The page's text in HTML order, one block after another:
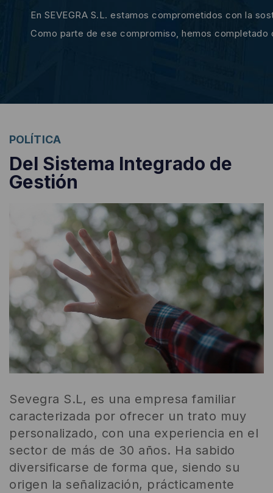
En SEVEGRA S.L. estamos comprometidos con la
Como parte de ese compromiso, hemos completado
POLÍTICA
Del Sistema Integrado de
Gestión
Sevegra S.L, es una empresa familiar
caracterizada por ofrecer un trato muy
personalizado, con una experiencia en el
sector de más de 30 años. Ha sabido
diversificarse de forma que, siendo su
origen la señalización, prácticamente